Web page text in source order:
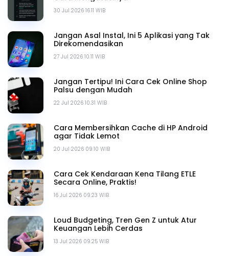
30 Jul 2026 16.11 WIB
27 Jul 2026 10.11 WIB
Jangan Asal Instal, Ini 5 Aplikasi yang Tak
Direkomendasikan
22 Jul 2026 10.31 WIB
Jangan Tertipu! Ini Cara Cek Online Shop
Palsu dengan Mudah
20 Jul 2026 09.10 WIB
Cara Membersihkan Cache di HP Android
agar Tidak Lemot
16 Jul 2026 09.23 WIB
Cara Cek Kendaraan Kena Tilang ETLE
Secara Online, Praktis!
13 Jul 2026 09.25 WIB
Loud Budgeting, Tren Gen Z untuk Atur
Keuangan Lebih Cerdas